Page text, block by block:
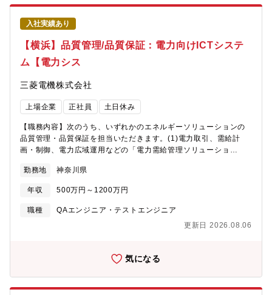
ボンニュートラルでレジリエントなエネルギー社会の実現・グロ
ーバルレベルでのオープンイノベーションの推進⇒電力デジタル
エナジーシステム（マイクログリッド、蓄電池システム等）や電
力システムのデジタル化をはじめとする電力ICT事業における源流
活動(市場調査と制度/企画の先取り)、事業開発、各種開発活動、
BLEnDer等の製品企画、パートナー戦略の立案、技術提案【品質
フラの品質管理・試験・保守、品質保証【キャリアパスのイメー
OJTの形で進め、同社パッケージ製品の知識・パッケージに適用
終えたところで、担当する開発製品を段階的に拡大していくとと
もに、設計部門の技術力向上に向けた各種施策に取り組んでいた
だきます。
中心・予算規模：数億円～数十億円・開発期間：0.5年～4年・プ
ロジェクト人員規模：10名～数百名程度主力製品/ソリューション
は以下の通りです。・アセットマネジメントシステム・託送料金
計算など送配電事業者向けCIS(Customer Information System)関
連システム・配電業務ほか送配電事業者向け業務/DXシステム・電
力市場向けパッケージ型ソフトウェア開発「BLEnDerR(ブレンダ
https://www.mitsubishielectric.co.jp/ictpowersystem★「電力供
給システムの開発現場を徹底解明！プロジェクトME」
https://www.mitsubishielectric.co.jp/factory-
管理/保証業務では必須ではありませんが、システム開発/ソフトウ
ェア改造工事で使用するプログラミング言語は以下の通りです。
■OS：LINUX/Windows■データベース：Oracle/PostgreSQL、オ
ンプレ/クラウド(AWS、Azure)■言語：Java(システム)/C言語(通
ッション】■送配電システム部送配電業務のDX化に貢献するシス
製品の品質管理、品証、保守、試験を推進。【キャリアパスのイ
メージ】品質管理担当者（データ収集・分析、品質評価の実
定・推進）として活躍いただくことを期待しています。【業務の
入社実績あり
【横浜】品質管理/品質保証：電力向けICTシステ
ム【電力シス
三菱電機株式会社
上場企業 正社員 土日休み
【職務内容】次のうち、いずれかのエネルギーソリューションの
品質管理・品質保証を担当いただきます。(1)電力取引、需給計
画・制御、電力広域運用などの「電力需給管理ソリューショ
池・再生可能エネルギーの制御システムやマイクログリッドなど
の「次世代配電ソリューション」(3)仮想発電所(VPP)・分散電源
管理(DERMS)などの「分散型電源運用ソリューション」(4)スマ
ートメーター通信システムなどの「デジタルエナジー通信ソリュ
は、同じ電力ICTセンターの開発部門(※)が開発したパッケージソ
せたシステムインテグレーションを行っています。品質管理課
は、このうち、次のようにシステムの品質管理・品質保証を担当
しています。・システム及び関連機器のテスト計画の策定、テス
ト及び保守・システムの品質の分析・審査及び品質監査部門との
勤務地 神奈川県
年収 500万円～1200万円
職種
QAエンジニア・テストエンジニア
更新日 2026.08.06
気になる